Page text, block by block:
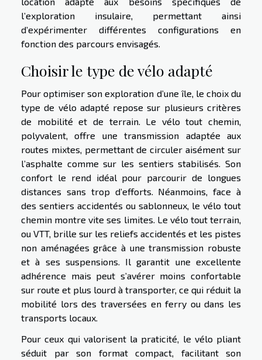
l’exploration insulaire, permettant ainsi
d’expérimenter différentes configurations en
fonction des parcours envisagés.
Choisir le type de vélo adapté
Pour optimiser son exploration d’une île, le choix du
type de vélo adapté repose sur plusieurs critères
de mobilité et de terrain. Le vélo tout chemin,
polyvalent, offre une transmission adaptée aux
routes mixtes, permettant de circuler aisément sur
l’asphalte comme sur les sentiers stabilisés. Son
confort le rend idéal pour parcourir de longues
distances sans trop d’efforts. Néanmoins, face à
des sentiers accidentés ou sablonneux, le vélo tout
chemin montre vite ses limites. Le vélo tout terrain,
ou VTT, brille sur les reliefs accidentés et les pistes
non aménagées grâce à une transmission robuste
et à ses suspensions. Il garantit une excellente
adhérence mais peut s’avérer moins confortable
sur route et plus lourd à transporter, ce qui réduit la
mobilité lors des traversées en ferry ou dans les
transports locaux.
Pour ceux qui valorisent la praticité, le vélo pliant
séduit par son format compact, facilitant son